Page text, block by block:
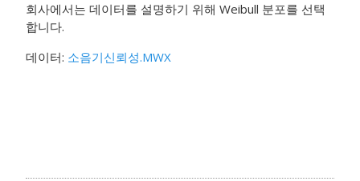
회사에서는 데이터를 설명하기 위해 Weibull 분포를 선택
합니다.
데이터: 소음기신뢰성.MWX